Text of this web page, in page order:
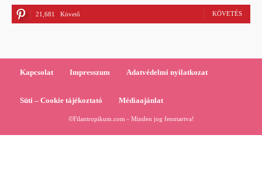
21,681 Követő KÖVETÉS
Kapcsolat Impresszum Adatvédelmi nyilatkozat
Süti – Cookie tájékoztató Médiaajánlat
©Filantropikum.com - Minden jog fenntartva!